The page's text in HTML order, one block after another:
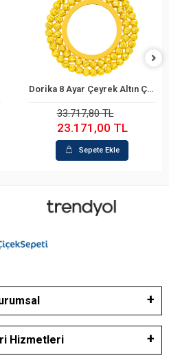
Sepete Ekle
Dorika 8 Ayar Çeyrek Altın Çerçeve
TL
Hizmetleri